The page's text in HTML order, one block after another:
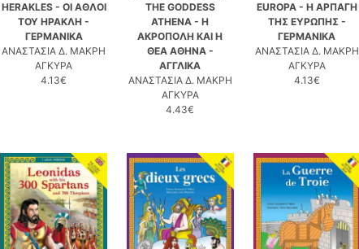
HERAKLES - ΟΙ ΑΘΛΟΙ
ΤΟΥ ΗΡΑΚΛΗ -
ΓΕΡΜΑΝΙΚΑ
ΑΝΑΣΤΑΣΙΑ Δ. ΜΑΚΡΗ
ΑΓΚΥΡΑ
4.13€
THE GODDESS
ATHENA - Η
ΑΚΡΟΠΟΛΗ ΚΑΙ Η
ΘΕΑ ΑΘΗΝΑ -
ΑΓΓΛΙΚΑ
ΑΝΑΣΤΑΣΙΑ Δ. ΜΑΚΡΗ
ΑΓΚΥΡΑ
4.43€
EUROPA - Η ΑΡΠΑΓΗ
ΤΗΣ ΕΥΡΩΠΗΣ -
ΓΕΡΜΑΝΙΚΑ
ΑΝΑΣΤΑΣΙΑ Δ. ΜΑΚΡΗ
ΑΓΚΥΡΑ
4.13€